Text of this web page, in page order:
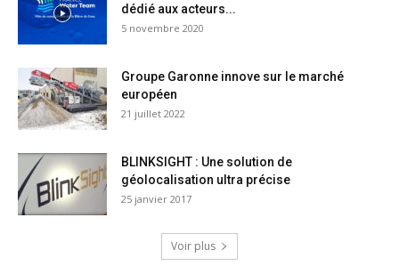
dédié aux acteurs...
5 novembre 2020
Groupe Garonne innove sur le marché
européen
21 juillet 2022
BLINKSIGHT : Une solution de
géolocalisation ultra précise
25 janvier 2017
Voir plus